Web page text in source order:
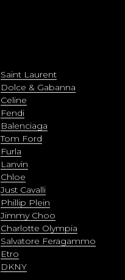
Saint Laurent
Dolce & Gabanna
Celine
Fendi
Balenciaga
Tom Ford
Furla
Lanvin
Chloe
Just Cavalli
Phillip Plein
Jimmy Choo
Charlotte Olympia
Salvatore Feragammo
Etro
DKNY